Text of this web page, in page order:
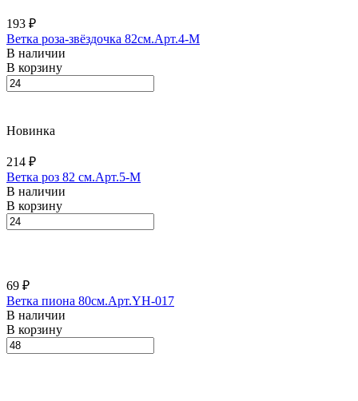
193 ₽
Ветка роза-звёздочка 82см.Арт.4-M
В наличии
В корзину
Новинка
214 ₽
Ветка роз 82 см.Арт.5-M
В наличии
В корзину
69 ₽
Ветка пиона 80см.Арт.YH-017
В наличии
В корзину